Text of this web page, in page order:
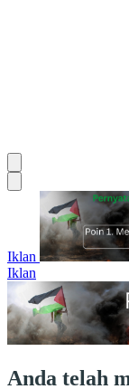
Iklan
Iklan
Anda telah